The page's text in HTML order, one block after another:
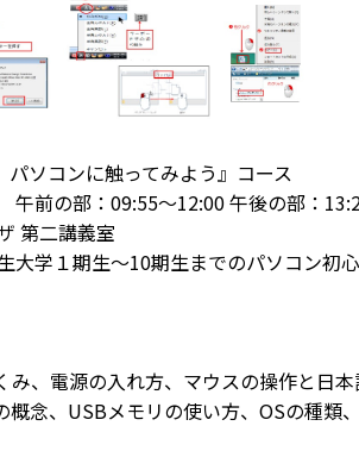
ソコンに触ってみよう』コース
前の部：09:55～12:00 午後の部：
第二講義室
学１期生～10期生までのパソコン初
、電源の入れ方、マウスの操作と日本
念、USBメモリの使い方、OSの種類